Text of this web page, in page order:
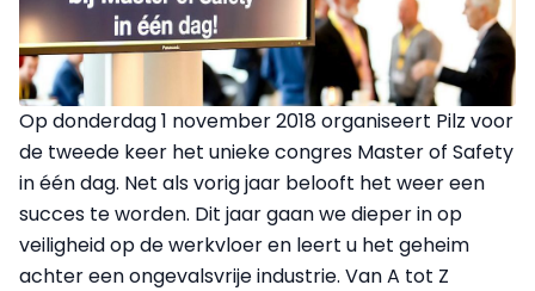
Op donderdag 1 november 2018 organiseert Pilz voor
de tweede keer het unieke congres Master of Safety
in één dag. Net als vorig jaar belooft het weer een
succes te worden. Dit jaar gaan we dieper in op
veiligheid op de werkvloer en leert u het geheim
achter een ongevalsvrije industrie. Van A tot Z